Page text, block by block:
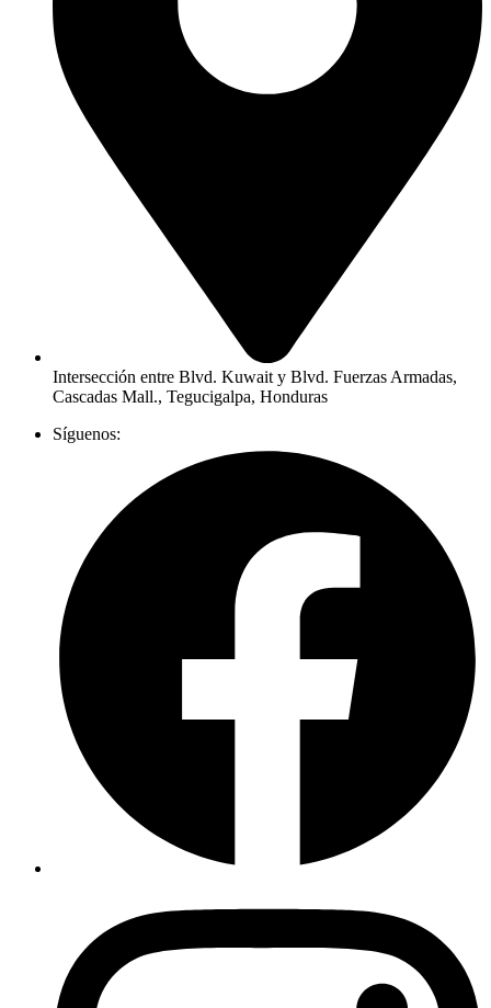
Intersección entre Blvd. Kuwait y Blvd. Fuerzas Armadas,
Cascadas Mall., Tegucigalpa, Honduras
Síguenos: